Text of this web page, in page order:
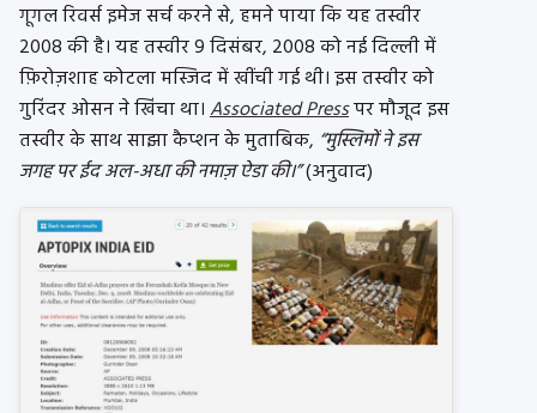
गूगल रिवर्स इमेज सर्च करने से, हमने पाया कि यह तस्वीर
2008 की है। यह तस्वीर 9 दिसंबर, 2008 को नई दिल्ली में
फ़िरोज़शाह कोटला मस्जिद में खींची गई थी। इस तस्वीर को
गुरिंदर ओसन ने खिंचा था।Associated Pressपर मौजूद इस
तस्वीर के साथ साझा कैप्शन के मुताबिक, “मुस्लिमों ने इस
जगह पर ईद अल-अधा की नमाज़ ऐडा की।”(अनुवाद)